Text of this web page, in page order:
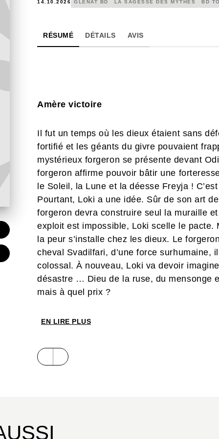
14.10.2026 GLÉNAT BD LA SAGESSE DES MYTHES BD
RÉSUMÉ DÉTAILS AVIS
Amère victoire
Il fut un temps où les dieux étaient sans
fortifié et les géants du givre pouvaient
mystérieux forgeron se présente devant
forgeron affirme pouvoir bâtir une
le Soleil, la Lune et la déesse Freyja !
Pourtant, Loki a une idée. Sûr de son art
forgeron devra construire seul la muraille
exploit est impossible, Loki scelle le pacte.
la peur s’installe chez les dieux. Le
cheval Svadilfari, d’une force surhumaine,
colossal. À nouveau, Loki va devoir
désastre … Dieu de la ruse, du mensonge
mais à quel prix ?
premières séries aussi épiques
Sorbonne, qui apporte son expertise et
connaissance de cette civilisation, de ses
EN LIRE PLUS